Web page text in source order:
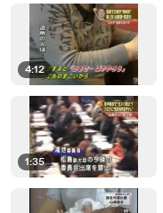
4:12
1:35